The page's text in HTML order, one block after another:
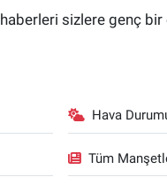
sizlere genç
Hava
Tüm